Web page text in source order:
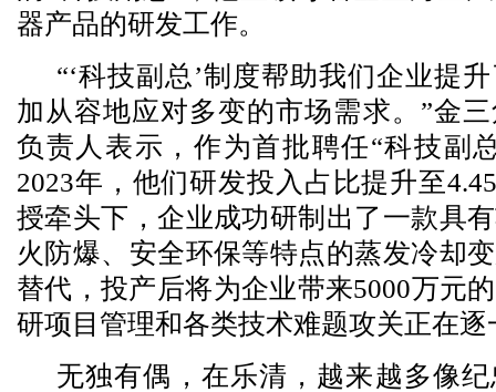
器产品的研发工作。
“‘科技副总’制度帮助我们企业提
加从容地应对多变的市场需求。”金
负责人表示，作为首批聘任“科技副
2023年，他们研发投入占比提升至
授牵头下，企业成功研制出了一款具
火防爆、安全环保等特点的蒸发冷却
替代，投产后将为企业带来5000万元
研项目管理和各类技术难题攻关正在逐
无独有偶，在乐清，越来越多像